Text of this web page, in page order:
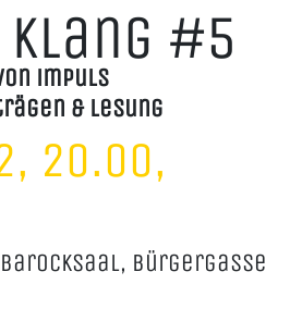
#5
impuls
& Lesung
20.00,
Bürgergasse